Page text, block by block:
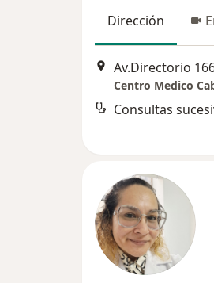
Dirección
Av.Directorio
Centro Medico
Consultas